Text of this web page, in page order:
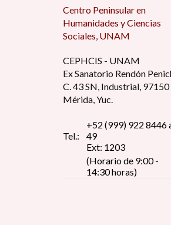
Centro de Investigaciones
Económicas (4)
Centro de Investigaciones
Centro Peninsular en
Sociales (CEPHCIS)) (1)
Centro Regional de
Multidisciplinarias (CRIM)
CIAD (1)
CIALC (1)
Alarcón Menchaca, L. (3)
Alcántara Bojorge, D. (2)
Alcántara, E. (2)
Alejandra García
Alejandro Canales Sánchez
Alejandro Monsiváis (2)
Centro Peninsular en
Humanidades y Ciencias
Sociales, UNAM
CEPHCIS - UNAM
Ex Sanatorio Rendón
C. 43 SN, Industrial, 97150
Mérida, Yuc.
Tel.:
+52 (999) 922 8446
49
Ext: 1203
(Horario de 9:00 -
14:30 horas)